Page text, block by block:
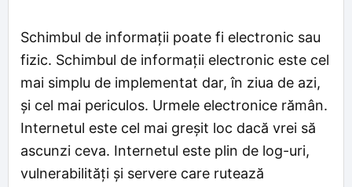
Schimbul de informații poate fi electronic sau
fizic. Schimbul de informații electronic este cel
mai simplu de implementat dar, în ziua de azi,
și cel mai periculos. Urmele electronice rămân.
Internetul este cel mai greșit loc dacă vrei să
ascunzi ceva. Internetul este plin de log-uri,
vulnerabilități și servere care rutează